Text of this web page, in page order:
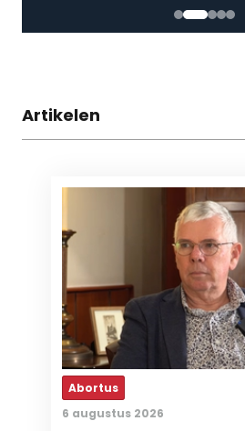
Artikelen
Abortus
6 augustus 2026